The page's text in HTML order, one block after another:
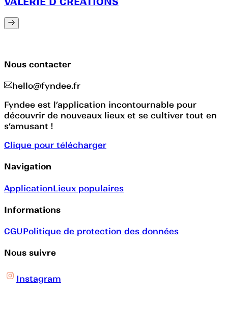
Nous contacter
hello@fyndee.fr
Fyndee est l’application incontournable pour
découvrir de nouveaux lieux et se cultiver tout en
s’amusant !
Clique pour télécharger
Navigation
ApplicationLieux populaires
Informations
CGUPolitique de protection des données
Nous suivre
Instagram